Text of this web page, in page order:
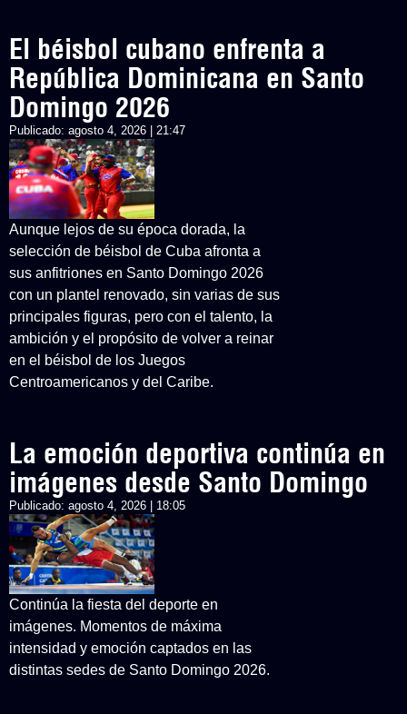
El béisbol cubano enfrenta a
República Dominicana en Santo
Domingo 2026
Publicado: agosto 4, 2026 | 21:47
Aunque lejos de su época dorada, la
selección de béisbol de Cuba afronta a
sus anfitriones en Santo Domingo 2026
con un plantel renovado, sin varias de sus
principales figuras, pero con el talento, la
ambición y el propósito de volver a reinar
en el béisbol de los Juegos
Centroamericanos y del Caribe.
La emoción deportiva continúa en
imágenes desde Santo Domingo
Publicado: agosto 4, 2026 | 18:05
Continúa la fiesta del deporte en
imágenes. Momentos de máxima
intensidad y emoción captados en las
distintas sedes de Santo Domingo 2026.